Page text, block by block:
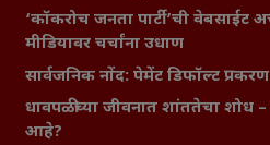
‘कॉकरोच जनता पार्टी’ची
मीडियावर चर्चांना उधाण
सार्वजनिक नोंद: पेमेंट डिफॉल्ट
धावपळीच्या जीवनात शांततेचा
आहे?